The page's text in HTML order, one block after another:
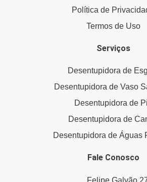
Política de
Termos de Uso
Serviços
Desentupidora de
Desentupidora de Vaso
Desentupidora de
Desentupidora de
Desentupidora de Águas
Fale Conosco
Felipe Galvão